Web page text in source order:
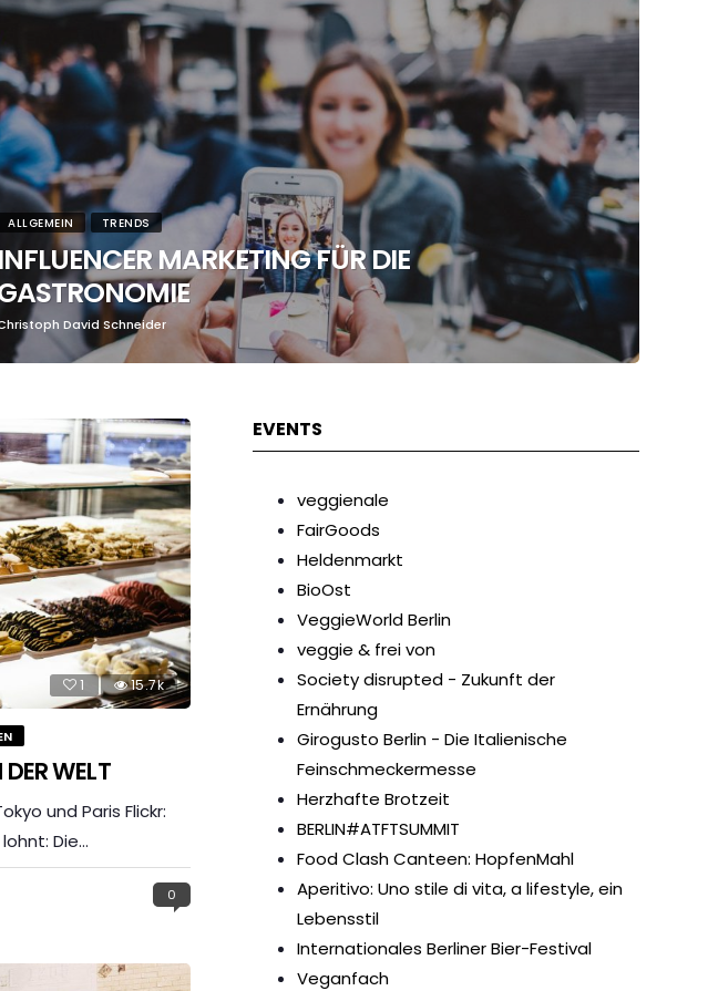
ALLGEMEIN TRENDS
INFLUENCER MARKETING FÜR DIE
David Schneider
1 15.7k
DER WELT
und Paris Flickr:
Die…
0
EVENTS
veggienale
FairGoods
Heldenmarkt
BioOst
VeggieWorld Berlin
veggie & frei von
Society disrupted - Zukunft der
Ernährung
Girogusto Berlin - Die Italienische
Feinschmeckermesse
Herzhafte Brotzeit
BERLIN#ATFTSUMMIT
Food Clash Canteen: HopfenMahl
Aperitivo: Uno stile di vita, a lifestyle, ein
Lebensstil
Internationales Berliner Bier-Festival
Veganfach